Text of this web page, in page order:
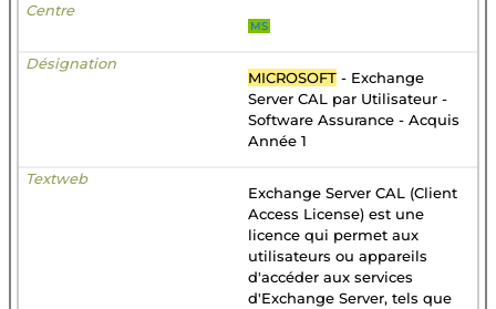
MS
MICROSOFT - Exchange
Server CAL par Utilisateur -
Software Assurance - Acquis
Année 1
Exchange Server CAL (Client
Access License) est une
licence qui permet aux
utilisateurs ou appareils
d'accéder aux services
d'Exchange Server, tels que